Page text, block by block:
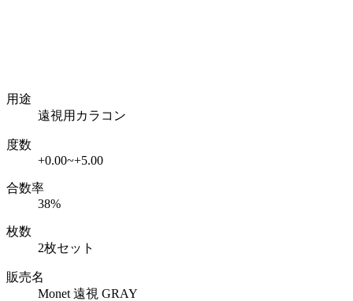
用途
遠視用カラコン
度数
+0.00~+5.00
合数率
38%
枚数
2枚セット
販売名
Monet 遠視 GRAY